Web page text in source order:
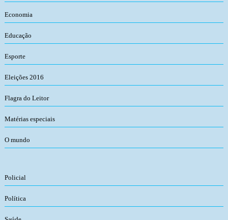
Economia
Educação
Esporte
Eleições 2016
Flagra do Leitor
Matérias especiais
O mundo
Policial
Política